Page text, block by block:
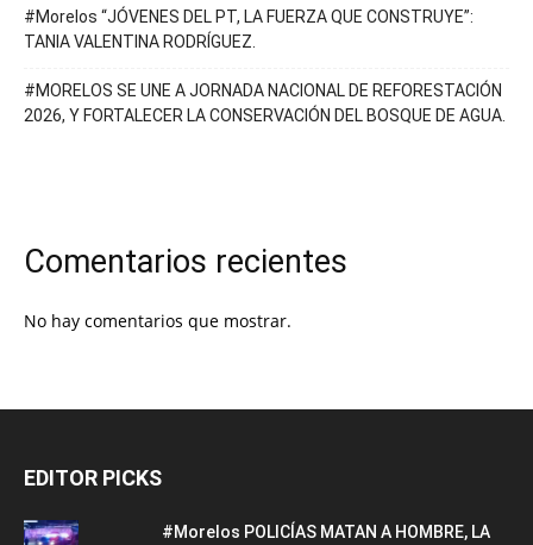
#Morelos “JÓVENES DEL PT, LA FUERZA QUE CONSTRUYE”:
TANIA VALENTINA RODRÍGUEZ.
#MORELOS SE UNE A JORNADA NACIONAL DE REFORESTACIÓN
2026, Y FORTALECER LA CONSERVACIÓN DEL BOSQUE DE AGUA.
Comentarios recientes
No hay comentarios que mostrar.
EDITOR PICKS
#Morelos POLICÍAS MATAN A HOMBRE, LA